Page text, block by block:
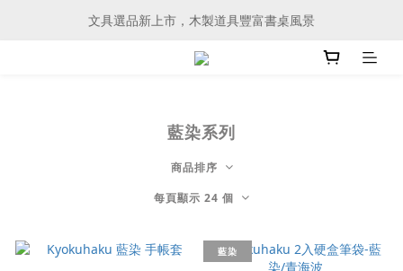
文具選品新上市，木製道具豐富書桌風景
文具選品新上市，木製道具豐富書桌風景
會員購物滿 3000元、即可享有免運服務
藍染系列
商品排序
每頁顯示 24 個
藍染